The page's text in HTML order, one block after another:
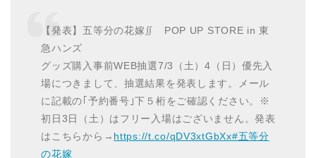
【発表】五等分の花嫁∬ POP UP STORE in 東
急ハンズ
グッズ購入事前WEB抽選7/3（土）4（日）優先入
場につきまして、抽選結果を発表します。メール
に記載の｢予約番号｣下５桁をご確認ください。※
初日3日（土）はフリー入場はございません。発表
はこちらから→ https://t.co/qDV3xtGbXx#五等分
の花嫁